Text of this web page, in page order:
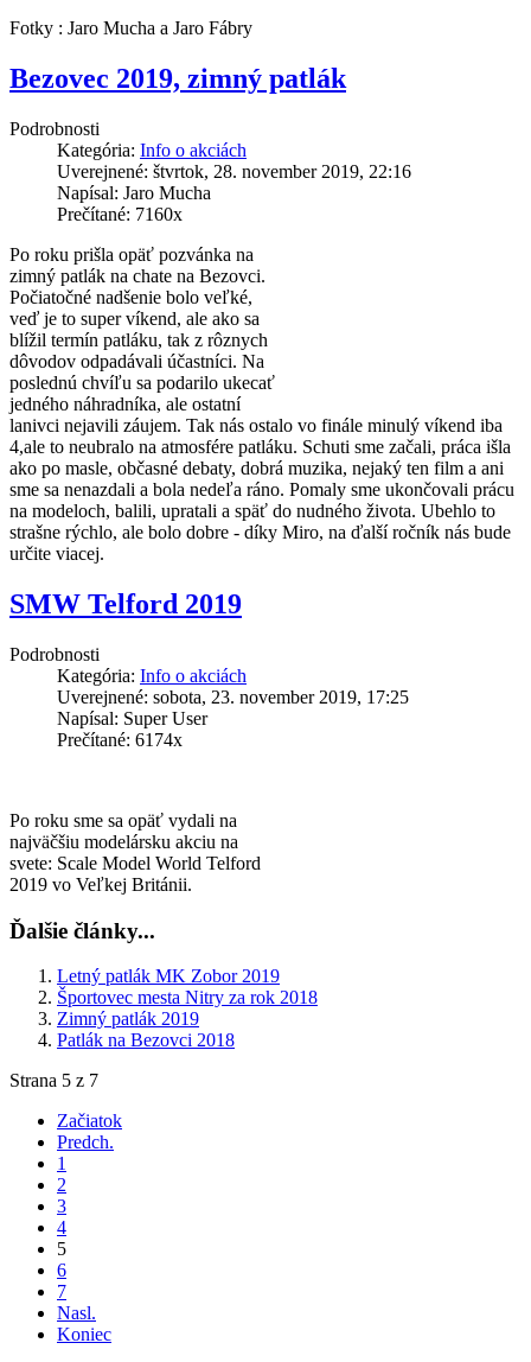
Fotky : Jaro Mucha a Jaro Fábry
Bezovec 2019, zimný patlák
Podrobnosti
Kategória: Info o akciách
Uverejnené: štvrtok, 28. november 2019, 22:16
Napísal: Jaro Mucha
Prečítané: 7160x
Po roku prišla opäť pozvánka na
zimný patlák na chate na Bezovci.
Počiatočné nadšenie bolo veľké,
veď je to super víkend, ale ako sa
blížil termín patláku, tak z rôznych
dôvodov odpadávali účastníci. Na
poslednú chvíľu sa podarilo ukecať
jedného náhradníka, ale ostatní
lanivci nejavili záujem. Tak nás ostalo vo finále minulý víkend iba
4,ale to neubralo na atmosfére patláku. Schuti sme začali, práca išla
ako po masle, občasné debaty, dobrá muzika, nejaký ten film a ani
sme sa nenazdali a bola nedeľa ráno. Pomaly sme ukončovali prácu
na modeloch, balili, upratali a späť do nudného života. Ubehlo to
strašne rýchlo, ale bolo dobre - díky Miro, na ďalší ročník nás bude
určite viacej.
SMW Telford 2019
Podrobnosti
Kategória: Info o akciách
Uverejnené: sobota, 23. november 2019, 17:25
Napísal: Super User
Prečítané: 6174x
Po roku sme sa opäť vydali na
najväčšiu modelársku akciu na
svete: Scale Model World Telford
2019 vo Veľkej Británii.
Ďalšie články...
Letný patlák MK Zobor 2019
Športovec mesta Nitry za rok 2018
Zimný patlák 2019
Patlák na Bezovci 2018
Strana 5 z 7
Začiatok
Predch.
1
2
3
4
5
6
7
Nasl.
Koniec